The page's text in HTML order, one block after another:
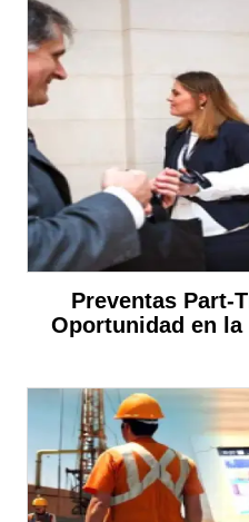
Preventas Part-
Oportunidad en